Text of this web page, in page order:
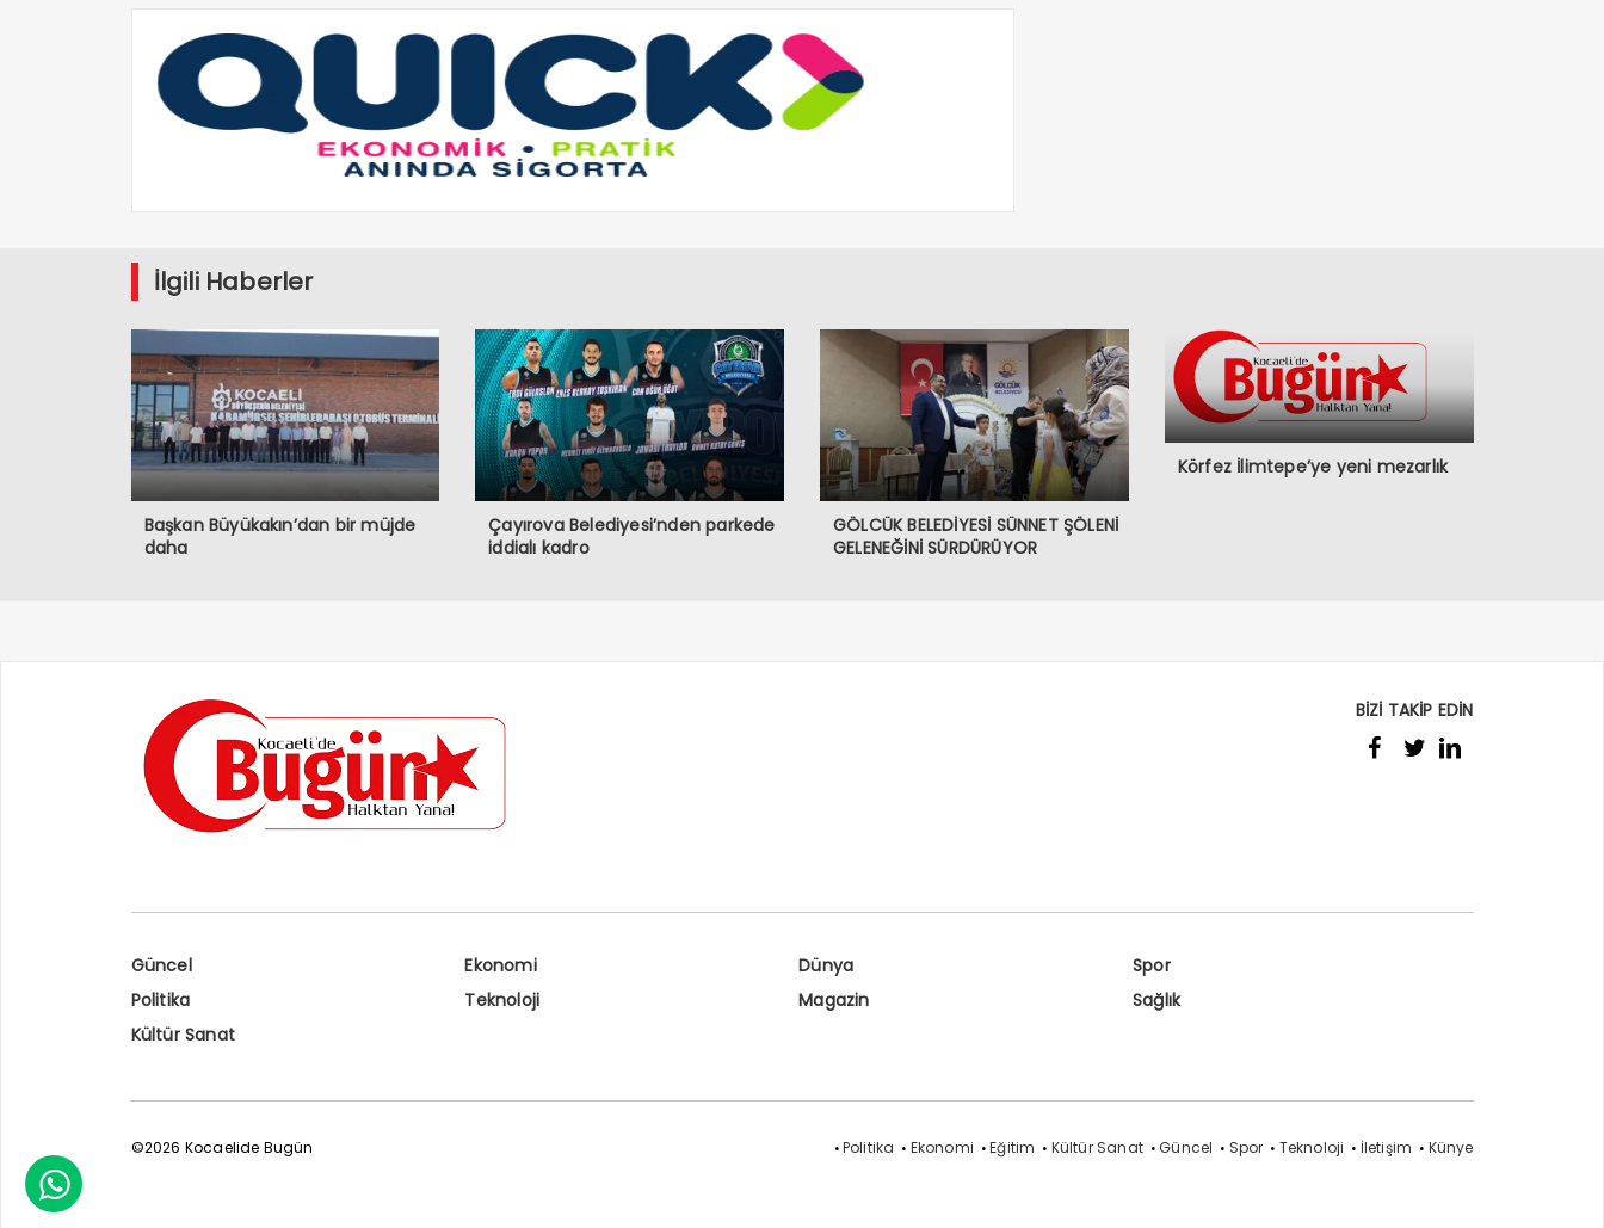
İlgili Haberler
Başkan Büyükakın’dan bir müjde
daha
Çayırova Belediyesi’nden parkede
iddialı kadro
GÖLCÜK BELEDİYESİ SÜNNET ŞÖLENİ
GELENEĞİNİ SÜRDÜRÜYOR
Körfez İlimtepe’ye yeni mezarlık
BİZİ TAKİP EDİN
Güncel Ekonomi Dünya
Spor
Politika
Teknoloji Magazin
Sağlık
Kültür Sanat
©2026 Kocaelide Bugün Politika Ekonomi Eğitim Kültür Sanat Güncel Spor Teknoloji İletişim Künye
